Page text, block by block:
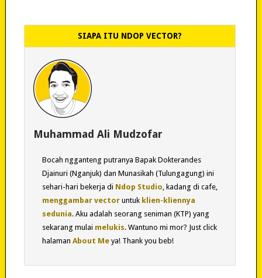
SIAPA ITU NDOP VECTOR?
Muhammad Ali Mudzofar
Bocah ngganteng putranya Bapak Dokterandes
Djainuri (Nganjuk) dan Munasikah (Tulungagung) ini
sehari-hari bekerja di Ndop Studio , kadang di cafe,
menggambar vectoruntuk klien-kliennya
sedunia. Aku adalah seorang seniman (KTP) yang
sekarang mulai melukis. Wantuno mi mor? Just click
halaman About Meya! Thank you beb!